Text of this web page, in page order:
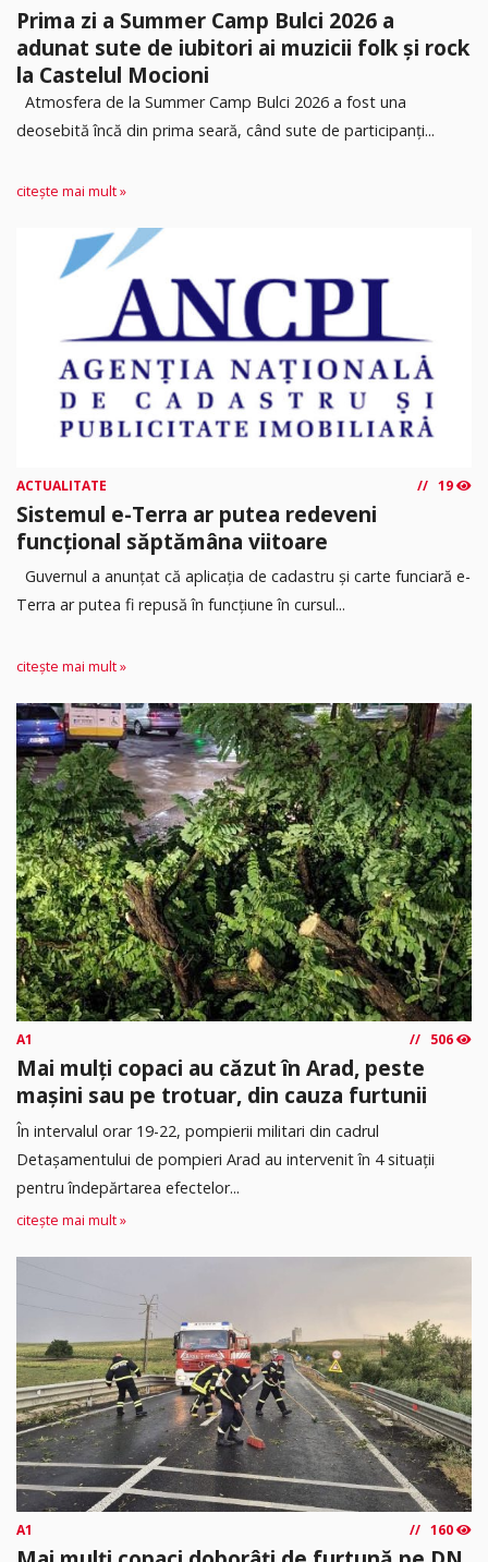
Prima zi a Summer Camp Bulci 2026 a
adunat sute de iubitori ai muzicii folk și rock
la Castelul Mocioni
Atmosfera de la Summer Camp Bulci 2026 a fost una
deosebită încă din prima seară, când sute de participanți...
citește mai mult »
ACTUALITATE 19
Sistemul e-Terra ar putea redeveni
funcțional săptămâna viitoare
Guvernul a anunțat că aplicația de cadastru și carte funciară e-
Terra ar putea fi repusă în funcțiune în cursul...
citește mai mult »
A1 506
Mai mulți copaci au căzut în Arad, peste
mașini sau pe trotuar, din cauza furtunii
În intervalul orar 19-22, pompierii militari din cadrul
Detașamentului de pompieri Arad au intervenit în 4 situații
pentru îndepărtarea efectelor...
citește mai mult »
A1 160